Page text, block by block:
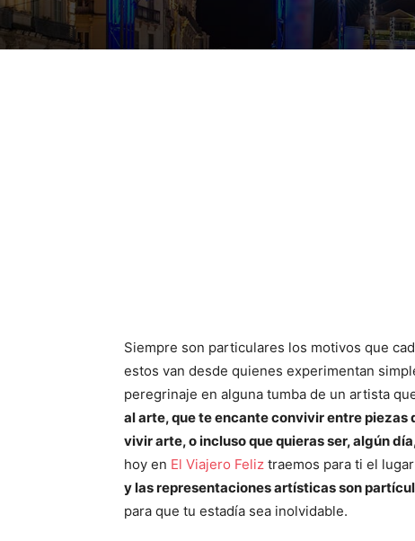
Siempre son particulares los motivos que
estos van desde quienes experimentan
peregrinaje en alguna tumba de un artista
al arte, que te encante convivir entre
vivir arte, o incluso que quieras ser, algún
hoy en El Viajero Feliz traemos para ti el
y las representaciones artísticas son
para que tu estadía sea inolvidable.